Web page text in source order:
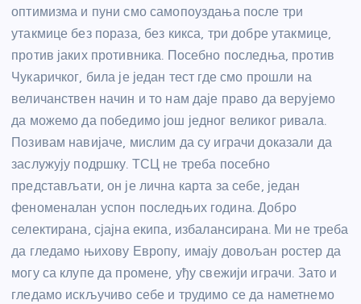
оптимизма и пуни смо самопоуздања после три
утакмице без пораза, без кикса, три добре утакмице,
против јаких противника. Посебно последња, против
Чукаричког, била је један тест где смо прошли на
величанствен начин и то нам даје право да верујемо
да можемо да победимо још једног великог ривала.
Позивам навијаче, мислим да су играчи доказали да
заслужују подршку. ТСЦ не треба посебно
представљати, он је лична карта за себе, један
феноменалан успон последњих година. Добро
селектирана, сјајна екипа, избалансирана. Ми не треба
да гледамо њихову Европу, имају довољан ростер да
могу са клупе да промене, уђу свежији играчи. Зато и
гледамо искључиво себе и трудимо се да наметнемо